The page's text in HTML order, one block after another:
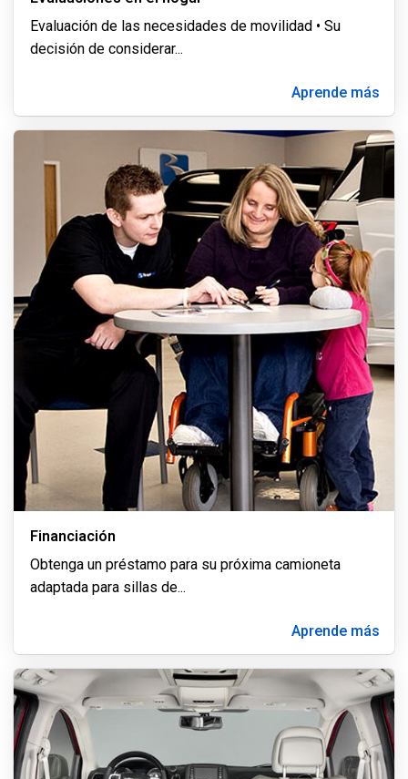
Evaluación de las necesidades de movilidad • Su
decisión de considerar...
Aprende más
Financiación
Obtenga un préstamo para su próxima camioneta
adaptada para sillas de...
Aprende más